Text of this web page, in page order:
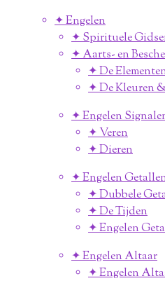
✦ Engelen
✦ Spirituele
✦ Aarts- en
✦ De
✦ De Kleuren
✦ Engelen
✦ Veren
✦ Dieren
✦ Engelen
✦ Dubbele
✦ De Tijden
✦ Engelen
✦ Engelen Altaar
✦ Engelen